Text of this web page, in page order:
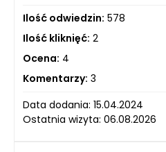
Ilość odwiedzin: 578
Ilość kliknięć: 2
Ocena: 4
Komentarzy: 3
Data dodania: 15.04.2024
Ostatnia wizyta: 06.08.2026